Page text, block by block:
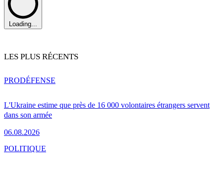
Loading...
LES PLUS RÉCENTS
L'Ukraine estime que près de 16 000 volontaires étrangers servent
dans son armée
06.08.2026
PRODÉFENSE
POLITIQUE